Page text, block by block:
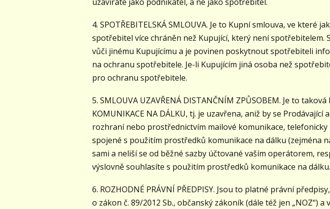
4. SPOTŘEBITELSKÁ SMLOUVA. Je to Kupní smlouva, ve
spotřebitel více chráněn než Kupující, který není
vůči jinému Kupujícímu a je povinen poskytnout spotřebiteli
na ochranu spotřebitele. Je-li Kupujícím jiná osoba než
pro ochranu spotřebitele.
5. SMLOUVA UZAVŘENÁ DISTANČNÍM ZPŮSOBEM. Je to
KOMUNIKACE NA DÁLKU, tj. je uzavřena, aniž by se
rozhraní nebo prostřednictvím mailové komunikace,
spojené s použitím prostředků komunikace na dálku
sami a neliší se od běžné sazby účtované vaším operátorem,
výslovně souhlasíte s použitím prostředků komunikace na dálku.
6. ROZHODNÉ PRÁVNÍ PŘEDPISY. Jsou to platné právní
o zákon č. 89/2012 Sb., občanský zákoník (dále též jen „NOZ“)